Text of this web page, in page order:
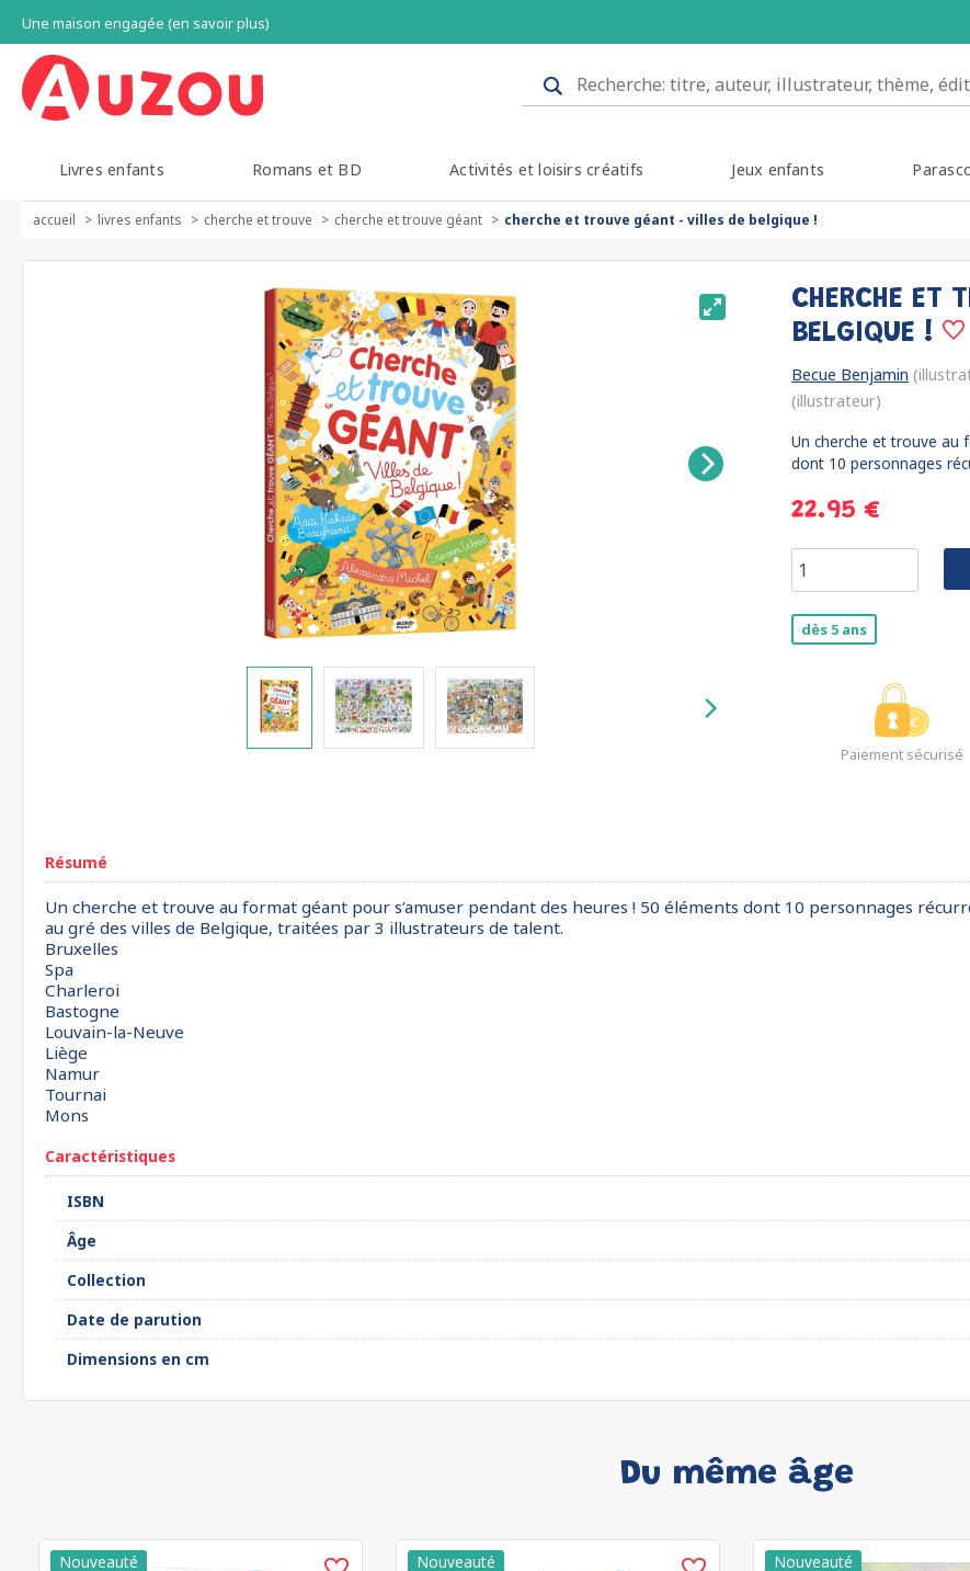
Une maison engagée (en savoir plus)
Livres enfants Romans et BD Activités et loisirs créatifs Jeux enfants
accueil livres enfants cherche et trouve cherche et trouve géant cherche et trouve géant - villes de belgique !
CHERCHE ET
BELGIQUE !
Becue Benjamin
(illustrateur)
Un cherche et trouve au
dont 10 personnages
22.95 €
dès 5 ans
Paiement sécurisé
Résumé
Un cherche et trouve au format géant pour s’amuser pendant des heures ! 50 éléments dont 10 personnages
au gré des villes de Belgique, traitées par 3 illustrateurs de talent.
Bruxelles
Spa
Charleroi
Bastogne
Louvain-la-Neuve
Liège
Namur
Tournai
Mons
Caractéristiques
ISBN
Âge
Collection
Date de parution
Dimensions en cm
Du même âge